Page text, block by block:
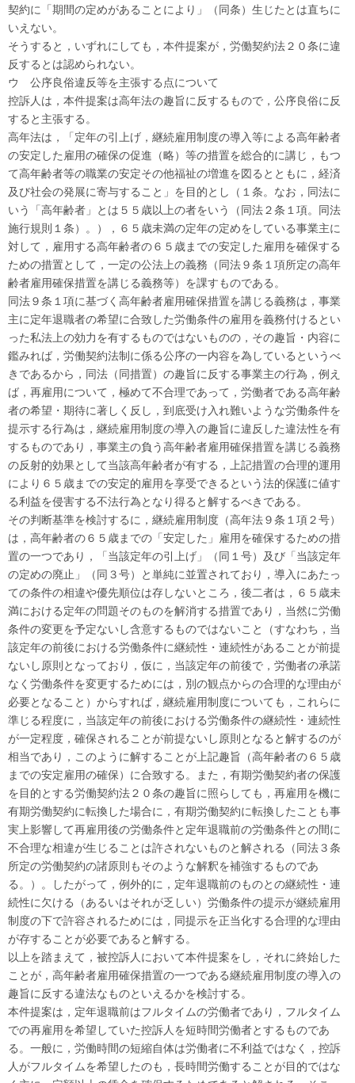
契約に「期間の定めがあることにより」（同条）生じたとは直ちに
いえない。
そうすると，いずれにしても，本件提案が，労働契約法２０条に違
反するとは認められない。
ウ 公序良俗違反等を主張する点について
控訴人は，本件提案は高年法の趣旨に反するもので，公序良俗に反
すると主張する。
高年法は，「定年の引上げ，継続雇用制度の導入等による高年齢者
の安定した雇用の確保の促進（略）等の措置を総合的に講じ，もつ
て高年齢者等の職業の安定その他福祉の増進を図るとともに，経済
及び社会の発展に寄与すること」を目的とし（１条。なお，同法に
いう「高年齢者」とは５５歳以上の者をいう（同法２条１項。同法
施行規則１条）。），６５歳未満の定年の定めをしている事業主に
対して，雇用する高年齢者の６５歳までの安定した雇用を確保する
ための措置として，一定の公法上の義務（同法９条１項所定の高年
齢者雇用確保措置を講じる義務等）を課すものである。
同法９条１項に基づく高年齢者雇用確保措置を講じる義務は，事業
主に定年退職者の希望に合致した労働条件の雇用を義務付けるとい
った私法上の効力を有するものではないものの，その趣旨・内容に
鑑みれば，労働契約法制に係る公序の一内容を為しているというべ
きであるから，同法（同措置）の趣旨に反する事業主の行為，例え
ば，再雇用について，極めて不合理であって，労働者である高年齢
者の希望・期待に著しく反し，到底受け入れ難いような労働条件を
提示する行為は，継続雇用制度の導入の趣旨に違反した違法性を有
するものであり，事業主の負う高年齢者雇用確保措置を講じる義務
の反射的効果として当該高年齢者が有する，上記措置の合理的運用
により６５歳までの安定的雇用を享受できるという法的保護に値す
る利益を侵害する不法行為となり得ると解するべきである。
その判断基準を検討するに，継続雇用制度（高年法９条１項２号）
は，高年齢者の６５歳までの「安定した」雇用を確保するための措
置の一つであり，「当該定年の引上げ」（同１号）及び「当該定年
の定めの廃止」（同３号）と単純に並置されており，導入にあたっ
ての条件の相違や優先順位は存しないところ，後二者は，６５歳未
満における定年の問題そのものを解消する措置であり，当然に労働
条件の変更を予定ないし含意するものではないこと（すなわち，当
該定年の前後における労働条件に継続性・連続性があることが前提
ないし原則となっており，仮に，当該定年の前後で，労働者の承諾
なく労働条件を変更するためには，別の観点からの合理的な理由が
必要となること）からすれば， 継続雇用制度についても，これらに
準じる程度に，当該定年の前後における労働条件の継続性・連続性
が一定程度，確保されることが前提ないし原則となると解するのが
相当であり，このように解することが上記趣旨（高年齢者の６５歳
までの安定雇用の確保）に合致する。また，有期労働契約者の保護
を目的とする労働契約法２０条の趣旨に照らしても，再雇用を機に
有期労働契約に転換した場合に，有期労働契約に転換したことも事
実上影響して再雇用後の労働条件と定年退職前の労働条件との間に
不合理な相違が生じることは許されないものと解される（同法３条
所定の労働契約の諸原則もそのような解釈を補強するものであ
る。）。したがって，例外的に，定年退職前のものとの継続性・連
続性に欠ける（あるいはそれが乏しい）労働条件の提示が継続雇用
制度の下で許容されるためには，同提示を正当化する合理的な理由
が存することが必要であると解する。
以上を踏まえて，被控訴人において本件提案をし，それに終始した
ことが，高年齢者雇用確保措置の一つである継続雇用制度の導入の
趣旨に反する違法なものといえるかを検討する。
本件提案は，定年退職前はフルタイムの労働者であり，フルタイム
での再雇用を希望していた控訴人を短時間労働者とするものであ
る。一般に，労働時間の短縮自体は労働者に不利益ではなく，控訴
人がフルタイムを希望したのも，長時間労働することが目的ではな